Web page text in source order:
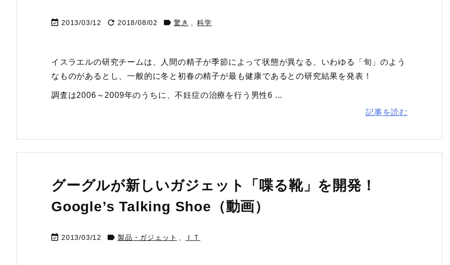
 2013/03/12  2018/08/02  驚き 科学
イスラエルの研究チームは、人間の精子が季節によって状態が異なる、いわゆる「旬」のよう
なものがあるとし、一般的に冬と初春の精子が最も健康であるとの研究結果を発表！
調査は2006～2009年のうちに、不妊症の治療を行う男性6 ...
記事を読む
グーグルが新しいガジェット「喋る靴」を開発！
Google’s Talking Shoe（動画）
 2013/03/12  製品・ガジェット ＩＴ